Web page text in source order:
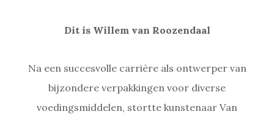
Dit is Willem van Roozendaal
Na een succesvolle carrière als ontwerper van
bijzondere verpakkingen voor diverse
voedingsmiddelen, stortte kunstenaar Van